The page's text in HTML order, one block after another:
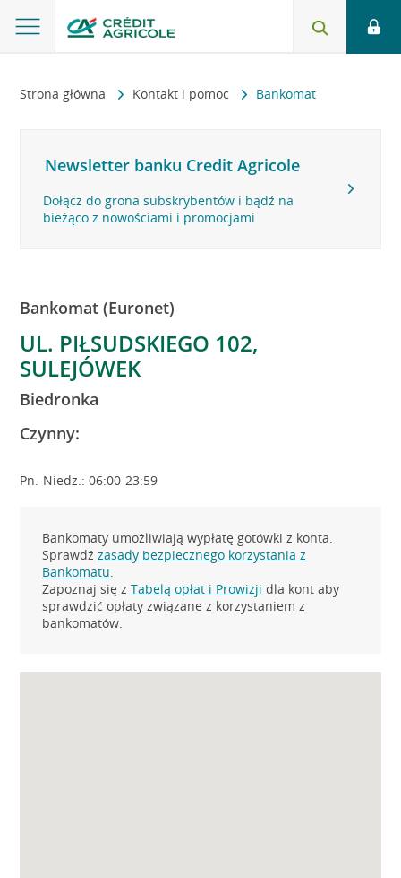
Strona główna Kontakt i pomoc Bankomat
Newsletter banku Credit Agricole
Dołącz do grona subskrybentów i bądź na
bieżąco z nowościami i promocjami
Bankomat (Euronet)
UL. PIŁSUDSKIEGO 102,
SULEJÓWEK
Biedronka
Czynny:
Pn.-Niedz.: 06:00-23:59
Bankomaty umożliwiają wypłatę gotówki z konta.
Sprawdźzasady bezpiecznego korzystania z
Bankomatu.
Zapoznaj się zTabelą opłat i Prowizji dla kont aby
sprawdzić opłaty związane z korzystaniem z
bankomatów.